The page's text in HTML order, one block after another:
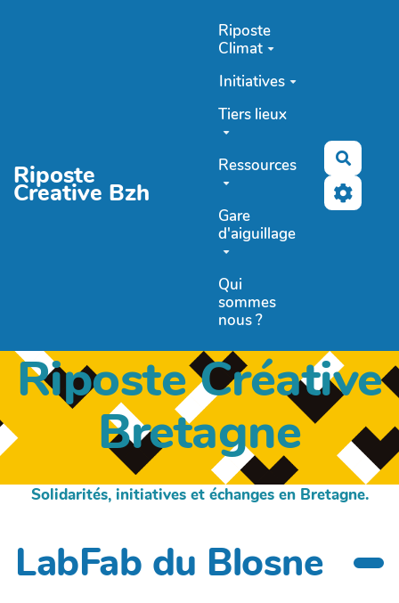
Riposte
Creative Bzh
Riposte
Climat
Initiatives
Tiers lieux
Ressources
Gare
d'aiguillage
Qui
sommes
nous ?
Riposte Créative
Bretagne
Solidarités, initiatives et échanges en Bretagne.
LabFab du Blosne